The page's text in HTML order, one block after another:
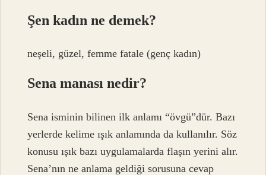
Şen kadın ne demek?
neşeli, güzel, femme fatale (genç kadın)
Sena manası nedir?
Sena isminin bilinen ilk anlamı “övgü”dür. Bazı
yerlerde kelime ışık anlamında da kullanılır. Söz
konusu ışık bazı uygulamalarda flaşın yerini alır.
Sena’nın ne anlama geldiği sorusuna cevap